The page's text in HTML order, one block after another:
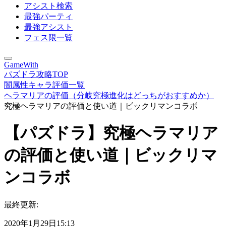
アシスト検索
最強パーティ
最強アシスト
フェス限一覧
GameWith
パズドラ攻略TOP
闇属性キャラ評価一覧
ヘラマリアの評価（分岐究極進化はどっちがおすすめか）
究極ヘラマリアの評価と使い道｜ビックリマンコラボ
【パズドラ】究極ヘラマリア
の評価と使い道｜ビックリマ
ンコラボ
最終更新:
2020年1月29日15:13